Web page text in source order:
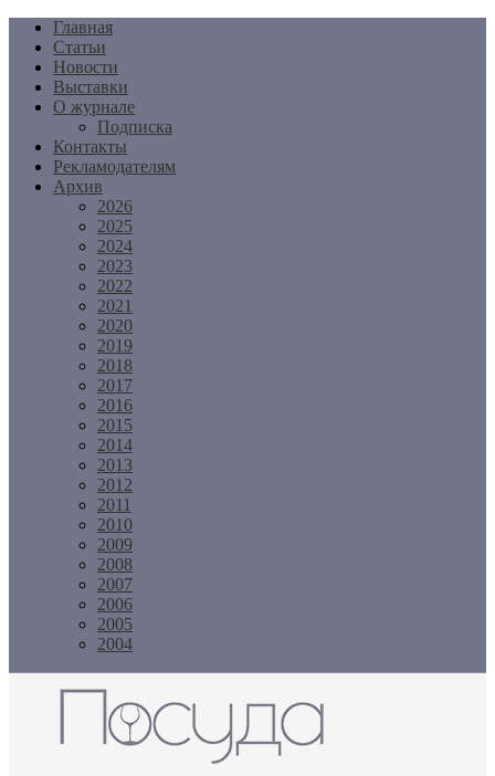
Перейти
содержимому
Главная
Статьи
Новости
Выставки
О журнале
Подписка
Контакты
Рекламодателям
Архив
2026
2025
2024
2023
2022
2021
2020
2019
2018
2017
2016
2015
2014
2013
2012
2011
2010
2009
2008
2007
2006
2005
2004